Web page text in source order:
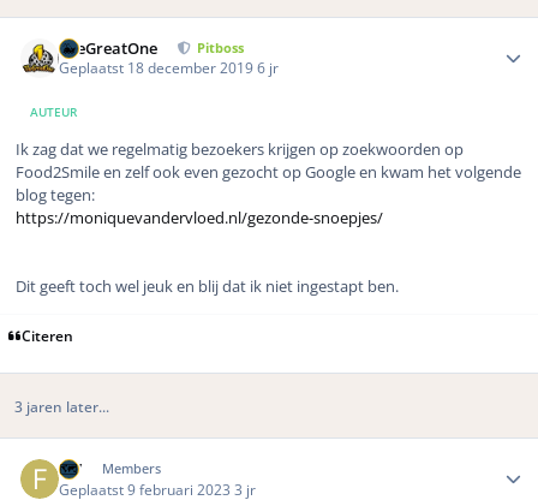
TheGreatOne Pitboss
Geplaatst 18 december 20196 jr
AUTEUR
Ik zag dat we regelmatig bezoekers krijgen op zoekwoorden op
Food2Smile en zelf ook even gezocht op Google en kwam het volgende
blog tegen:
https://moniquevandervloed.nl/gezonde-snoepjes/
Dit geeft toch wel jeuk en blij dat ik niet ingestapt ben.
Citeren
3 jaren later...
FJV Members
Geplaatst9 februari 2023 3 jr